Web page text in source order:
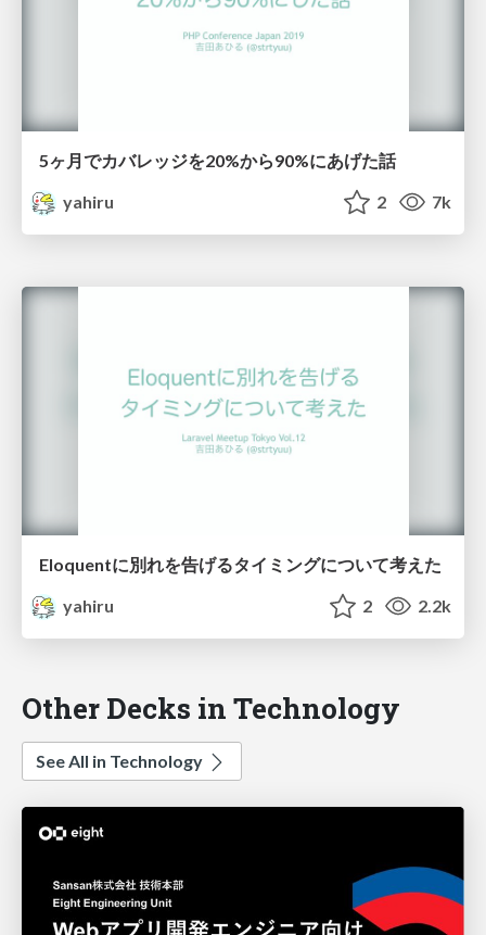
5ヶ月でカバレッジを20%から90%にあげた話
yahiru
2 7k
Eloquentに別れを告げるタイミングについて考えた
yahiru
2 2.2k
Other Decks in Technology
See All in Technology